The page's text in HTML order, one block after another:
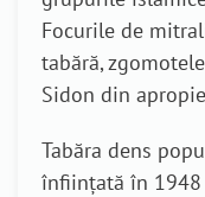
Focurile de
tabără,
Sidon din
Tabăra dens
înființată în 1948